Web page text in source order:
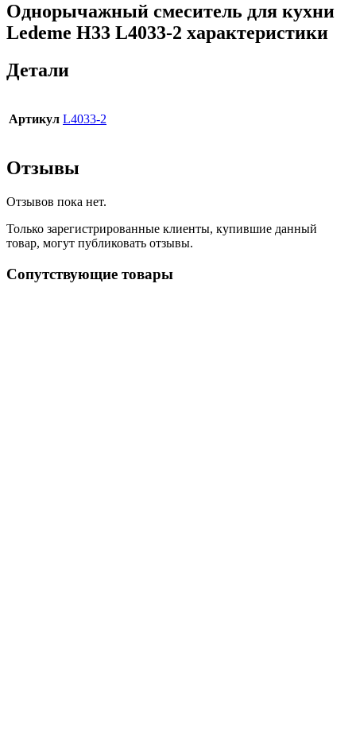
Однорычажный смеситель для кухни
Ledeme H33 L4033-2 характеристики
Детали
Артикул L4033-2
Отзывы
Отзывов пока нет.
Только зарегистрированные клиенты, купившие данный
товар, могут публиковать отзывы.
Сопутствующие товары